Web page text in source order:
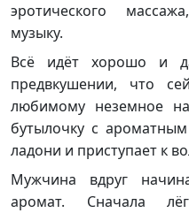
эротического
музыку.
Всё идёт хорошо и
предвкушении, что
любимому неземное
бутылочку с
ладони и приступает к
Мужчина вдруг
аромат. Сначала